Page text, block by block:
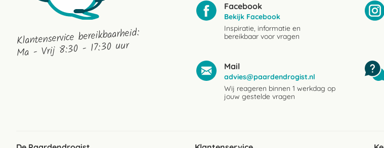
Klantenservice bereikbaarheid:
Ma - Vrij 8:30 - 17:30 uur
Facebook
Bekijk Facebook
Inspiratie, informatie en
bereikbaar voor vragen
Mail
advies@paardendrogist.nl
Wij reageren binnen 1 werkdag op
jouw gestelde vragen